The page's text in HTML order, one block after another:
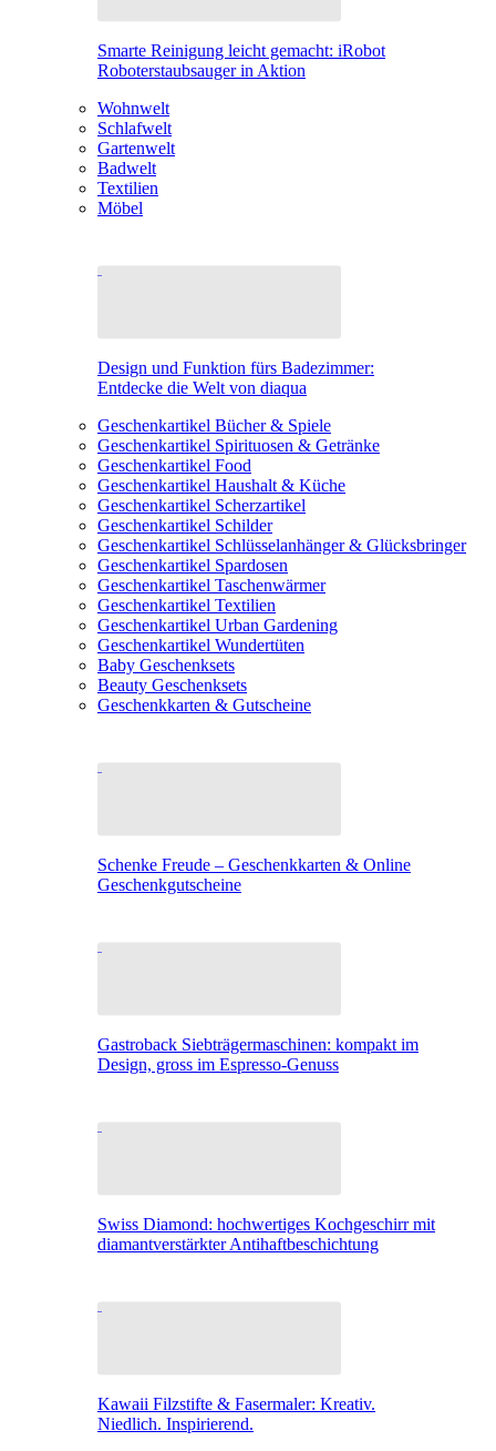
Smarte Reinigung leicht gemacht: iRobot
Roboterstaubsauger in Aktion
Wohnwelt
Schlafwelt
Gartenwelt
Badwelt
Textilien
Möbel
Design und Funktion fürs Badezimmer:
Entdecke die Welt von diaqua
Geschenkartikel Bücher & Spiele
Geschenkartikel Spirituosen & Getränke
Geschenkartikel Food
Geschenkartikel Haushalt & Küche
Geschenkartikel Scherzartikel
Geschenkartikel Schilder
Geschenkartikel Schlüsselanhänger & Glücksbringer
Geschenkartikel Spardosen
Geschenkartikel Taschenwärmer
Geschenkartikel Textilien
Geschenkartikel Urban Gardening
Geschenkartikel Wundertüten
Baby Geschenksets
Beauty Geschenksets
Geschenkkarten & Gutscheine
Schenke Freude – Geschenkkarten & Online
Geschenkgutscheine
Gastroback Siebträgermaschinen: kompakt im
Design, gross im Espresso-Genuss
Swiss Diamond: hochwertiges Kochgeschirr mit
diamantverstärkter Antihaftbeschichtung
Kawaii Filzstifte & Fasermaler: Kreativ.
Niedlich. Inspirierend.